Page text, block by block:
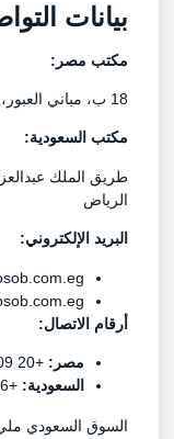
بيانات
مكتب مصر:
18 ب، مباني العبور، صلاح سالم، القاهرة
مكتب السعودية:
الرياض
البريد الإلكتروني:
أرقام الاتصال:
مصر:+20 109 166 6833
السعودية:+966 55 399 5531 | +966 56 305 6235
السوق السعودي